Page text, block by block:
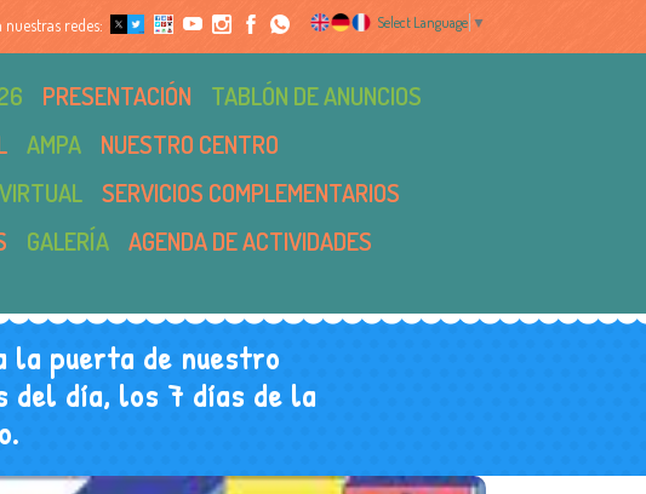
nuestras redes: Select Language ▼
PRESENTACIÓN
TABLÓN DE ANUNCIOS
AMPA
NUESTRO CENTRO
SERVICIOS COMPLEMENTARIOS
GALERÍA
AGENDA DE ACTIVIDADES
la puerta de nuestro
del día, los 7 días de la